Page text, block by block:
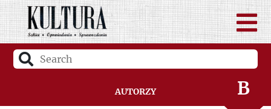
Autorzy
A
B